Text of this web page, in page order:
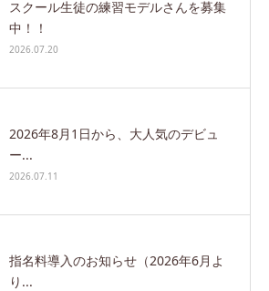
スクール生徒の練習モデルさんを募集
中！！
2026.07.20
2026年8月1日から、大人気のデビュ
ー...
2026.07.11
指名料導入のお知らせ（2026年6月よ
り...